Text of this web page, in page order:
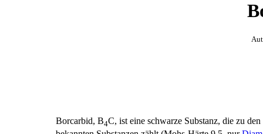
Borcarbid, B4C, ist eine schwarze Substanz, die zu den